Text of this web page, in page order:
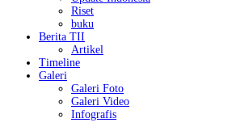
Riset
buku
Berita TII
Artikel
Timeline
Galeri
Galeri Foto
Galeri Video
Infografis